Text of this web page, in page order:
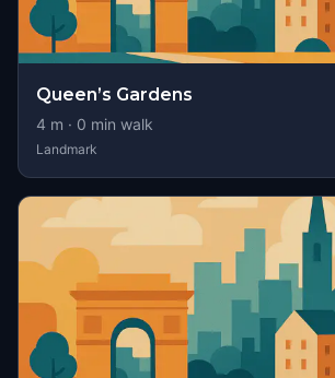
Queen’s Gardens
4 m · 0 min walk
Landmark